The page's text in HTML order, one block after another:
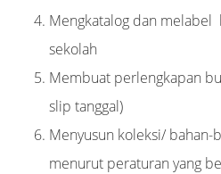
Mengkatalog dan
sekolah
Membuat perlengkapan
slip tanggal)
Menyusun koleksi/ bahan-
menurut peraturan yang